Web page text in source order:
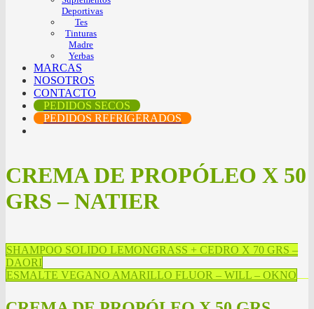
Deportivas
Tes
Tinturas
Madre
Yerbas
MARCAS
NOSOTROS
CONTACTO
PEDIDOS SECOS
PEDIDOS REFRIGERADOS
CREMA DE PROPÓLEO X 50
GRS – NATIER
SHAMPOO SOLIDO LEMONGRASS + CEDRO X 70 GRS –
DAORI
ESMALTE VEGANO AMARILLO FLUOR – WILL – OKNO